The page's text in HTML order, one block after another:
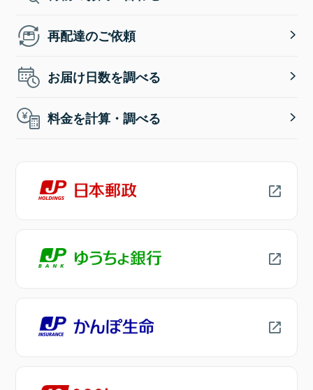
再配達のご依頼
お届け日数を調べる
料金を計算・調べる